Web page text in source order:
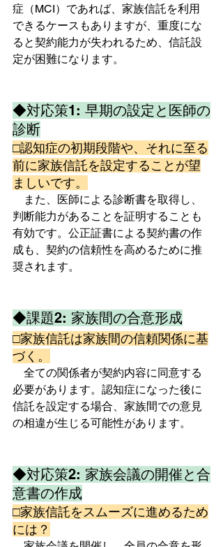
症（MCI）であれば、家族信託を利用
できるケースもありますが、重度にな
ると契約能力が失われるため、信託設
定が困難になります。
◆対応策1: 早期の設定と医師の
診断
□認知症の初期段階や、それに至る
前に家族信託を設定することが望
ましいです。
また、医師による診断書を取得し、
判断能力があることを証明することも
有効です。公正証書による契約書の作
成も、契約の信頼性を高めるために推
奨されます。
◆課題2: 家族間の合意形成
□家族信託は家族間の信頼関係に基
づく。
全ての関係者が契約内容に同意する
必要があります。認知症になった後に
信託を設定する場合、家族間での意見
の相違が生じる可能性があります。
◆対応策2: 家族会議の開催と合
意書の作成
□家族信託をスムーズに進めるため
には？